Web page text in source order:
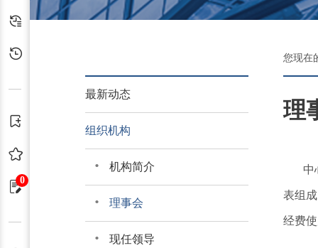
检索历史
0
最新动态
组织机构
机构简介
理事会
现任领导
您现在
理
中
表组
经费